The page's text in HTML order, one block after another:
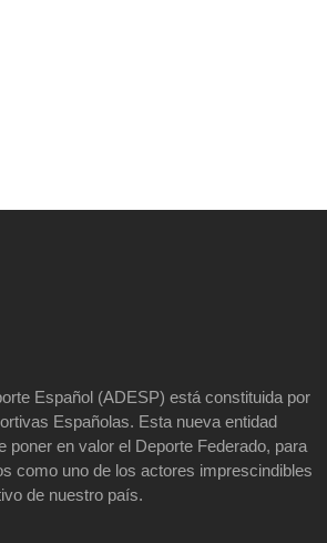
Español (ADESP) está constituida por
Españolas. Esta nueva entidad
poner en valor el Deporte Federado, para
como uno de los actores imprescindibles
de nuestro país.